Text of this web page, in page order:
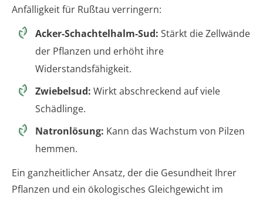
Anfälligkeit für Rußtau verringern:
Acker-Schachtelhalm-Sud: Stärkt die Zellwände
der Pflanzen und erhöht ihre
Widerstandsfähigkeit.
Zwiebelsud: Wirkt abschreckend auf viele
Schädlinge.
Natronlösung: Kann das Wachstum von Pilzen
hemmen.
Ein ganzheitlicher Ansatz, der die Gesundheit Ihrer
Pflanzen und ein ökologisches Gleichgewicht im